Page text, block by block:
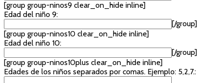
[group group-ninos9 clear_on_hide inline]
Edad del niño 9:
[/group]
[group group-ninos10 clear_on_hide inline]
Edad del niño 10:
[/group]
[group group-ninos10plus clear_on_hide inline]
Edades de los niños separados por comas. Ejemplo: 5,2,7.: